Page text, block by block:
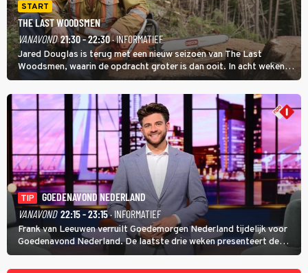
START
THE LAST WOODSMEN
VANAVOND 21:30 - 22:30· INFORMATIEF
Jared Douglas is terug met een nieuw seizoen van The Last
Woodsmen, waarin de opdracht groter is dan ooit. In acht weken
tijd probeert hij een miljoen dollar bij elkaar te vergaren om de
toekomst van het houthakkersbedrijf te verzekeren.
TIP
GOEDENAVOND NEDERLAND
VANAVOND 22:15 - 23:15· INFORMATIEF
Frank van Leeuwen verruilt Goedemorgen Nederland tijdelijk voor
Goedenavond Nederland. De laatste drie weken presenteert de
journalist en De Slimste Mens-winnaar deze avondtalkshow om en
om met Sam Hagens, die er al vanaf het begin bij is.